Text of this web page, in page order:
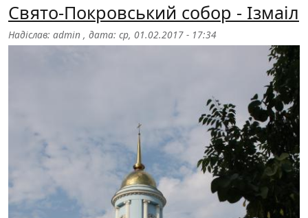
Свято-Покровський собор - Ізмаіл
Надіслав: admin , дата: ср, 01.02.2017 - 17:34